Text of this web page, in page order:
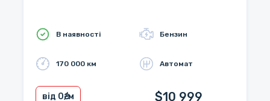
В наявності Бензин
170 000 км Автомат
від 0₴/м $10 999